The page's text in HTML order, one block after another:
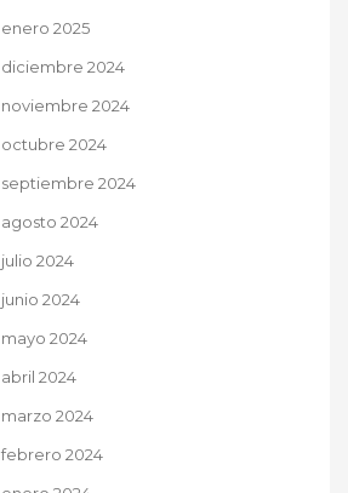
enero 2025
diciembre 2024
noviembre 2024
octubre 2024
septiembre 2024
agosto 2024
julio 2024
junio 2024
mayo 2024
abril 2024
marzo 2024
febrero 2024